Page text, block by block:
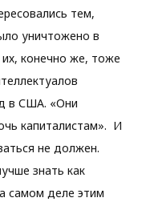
тем,
уничтожено в
конечно же, тоже
в США. «Они
капиталистам». И
не должен.
знать как
самом деле этим